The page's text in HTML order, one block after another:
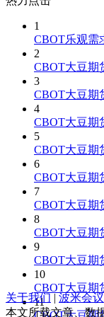
1
CBOT乐观需
2
CBOT大豆期
3
CBOT大豆期
4
CBOT大豆期
5
CBOT大豆期
6
CBOT大豆期
7
CBOT大豆期
8
CBOT大豆期
9
CBOT大豆期
10
CBOT大豆期
11
关于我们 | 波米会议
本文所载文章、数